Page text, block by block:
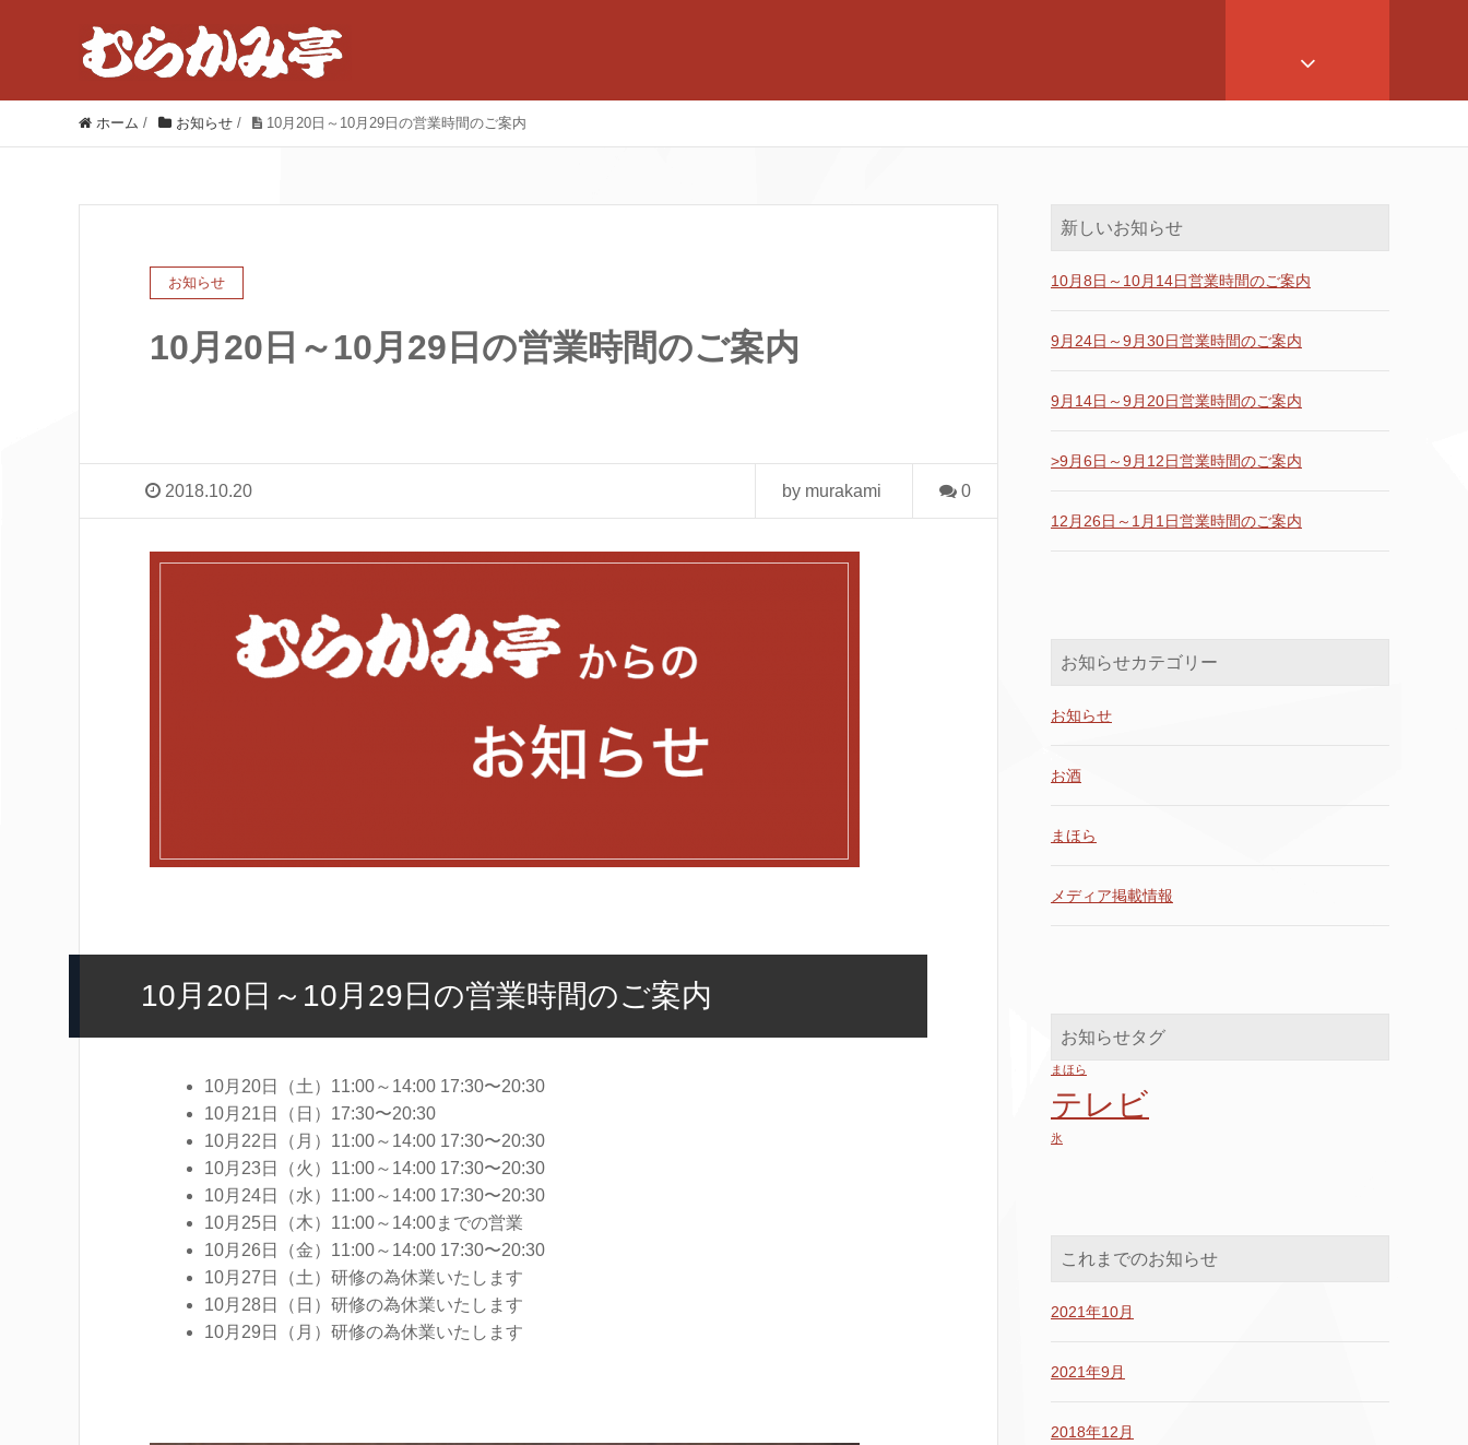
ホーム / お知らせ / 10月20日～10月29日の営業時間のご案内
お知らせ
10月20日～10月29日の営業時間のご案内
2018.10.20 by murakami 0
10月20日～10月29日の営業時間のご案内
10月20日（土）11:00～14:00 17:30〜20:30
10月21日（日）17:30〜20:30
10月22日（月）11:00～14:00 17:30〜20:30
10月23日（火）11:00～14:00 17:30〜20:30
10月24日（水）11:00～14:00 17:30〜20:30
10月25日（木）11:00～14:00までの営業
10月26日（金）11:00～14:00 17:30〜20:30
10月27日（土）研修の為休業いたします
10月28日（日）研修の為休業いたします
10月29日（月）研修の為休業いたします
新しいお知らせ
10月8日～10月14日営業時間のご案内
9月24日～9月30日営業時間のご案内
9月14日～9月20日営業時間のご案内
>9月6日～9月12日営業時間のご案内
12月26日～1月1日営業時間のご案内
お知らせカテゴリー
お知らせ
お酒
まほら
メディア掲載情報
お知らせタグ
まほら
テレビ
氷
これまでのお知らせ
2021年10月
2021年9月
2018年12月